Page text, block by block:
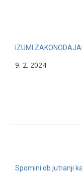
IZUMI
9. 2. 2024
Spomini ob jutranji